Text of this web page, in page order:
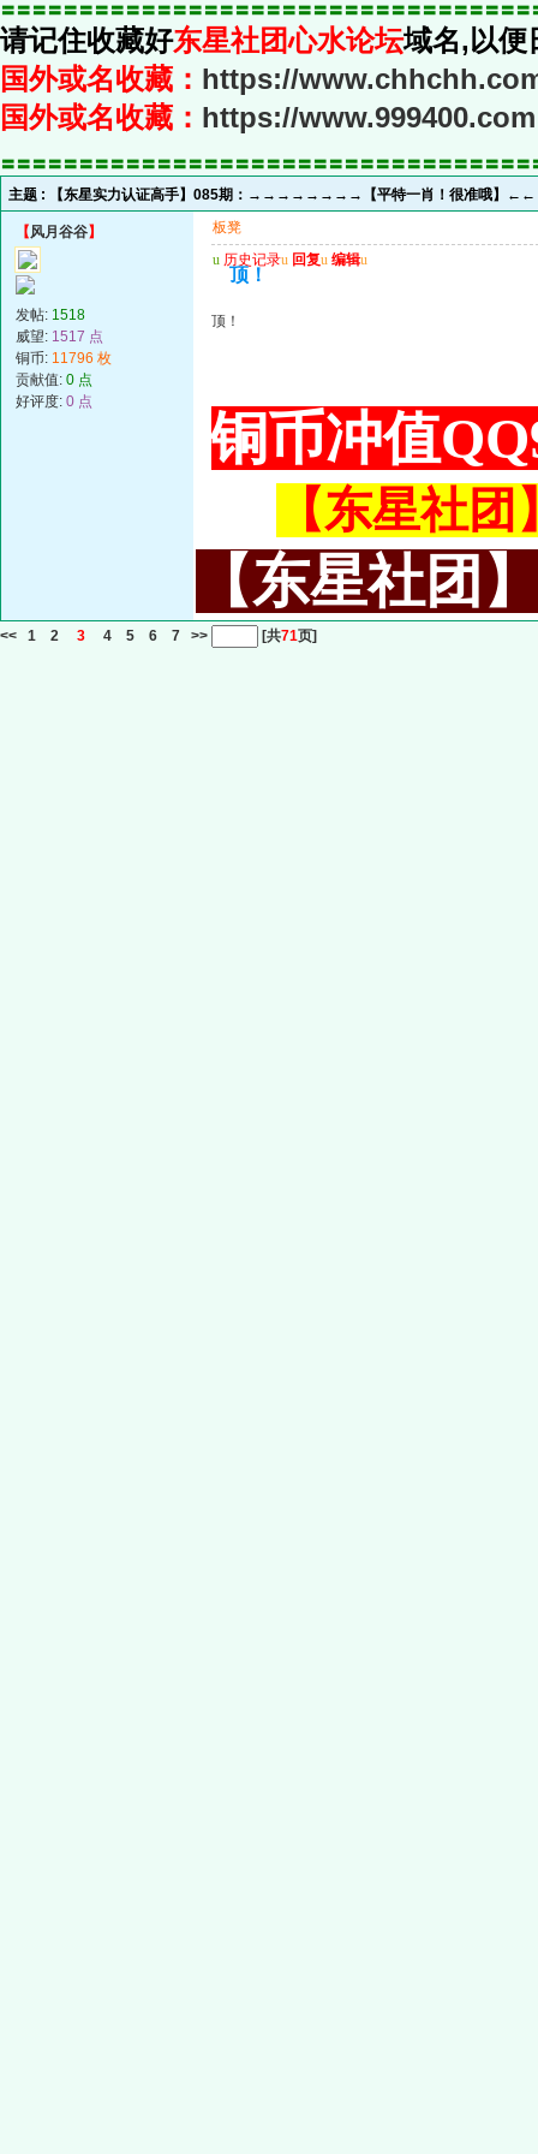
〓〓〓〓〓〓〓〓〓〓〓〓〓〓〓〓〓〓〓〓〓〓〓〓〓〓〓〓〓〓〓〓〓〓
请记住收藏好东星社团心水论坛域名,以便
国外或名收藏： https://
国外或名收藏： https://www.999400.com
〓〓〓〓〓〓〓〓〓〓〓〓〓〓〓〓〓〓〓〓〓〓〓〓〓〓〓〓〓〓〓〓〓〓
主题 : 【东星实力认证高手】085期：→→→→→→→→【平特一肖！很准哦】
【风月谷谷】
发帖: 1518
威望: 1517 点
铜币: 11796 枚
贡献值: 0 点
好评度: 0 点
板凳
u 历史记录u 回复u 编辑u
顶！
顶！
铜币冲值
【东星社
【东星社团
<< 1 2 3 4 5 6 7 >> [共71页]